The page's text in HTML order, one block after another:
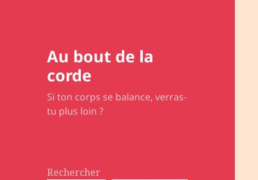
Au bout de la
corde
Si ton corps se balance, verras-
tu plus loin ?
Rechercher